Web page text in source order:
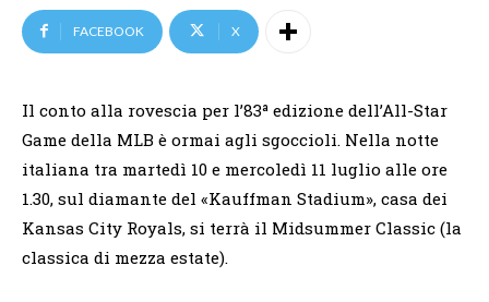
FACEBOOK X
Il conto alla rovescia per l’83ª edizione dell’All-Star
Game della MLB è ormai agli sgoccioli. Nella notte
italiana tra martedì 10 e mercoledì 11 luglio alle ore
1.30, sul diamante del «Kauffman Stadium», casa dei
Kansas City Royals, si terrà il Midsummer Classic (la
classica di mezza estate).